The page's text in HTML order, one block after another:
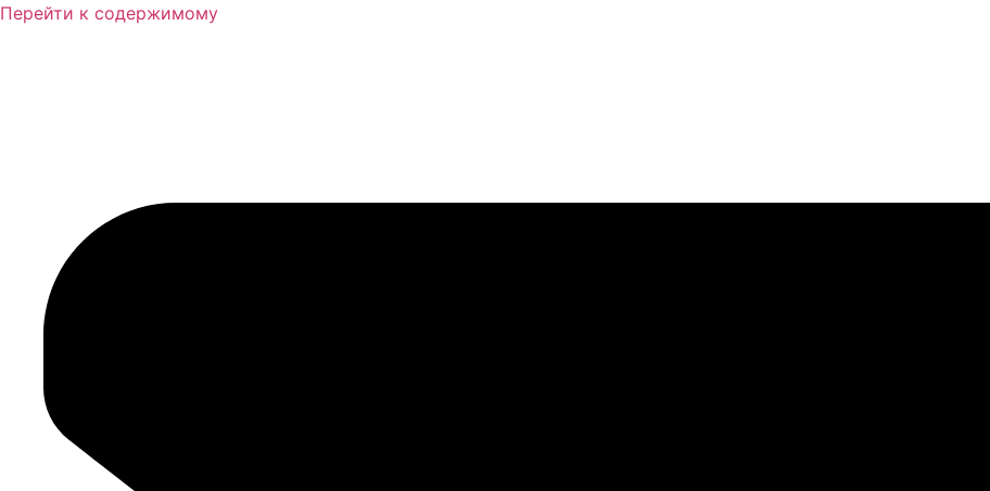
Перейти к содержимому